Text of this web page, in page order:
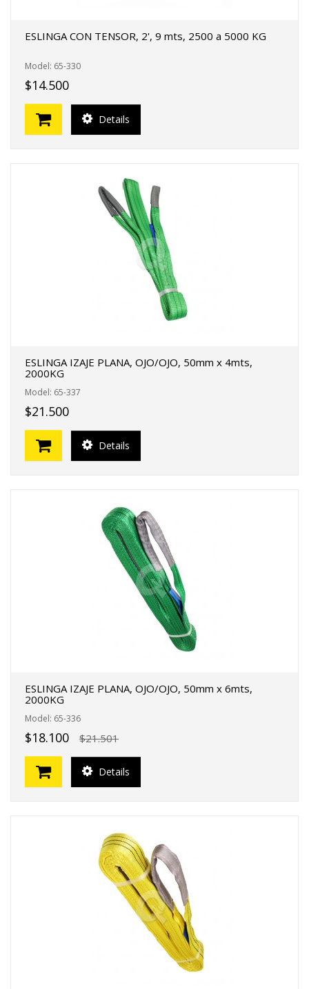
ESLINGA CON TENSOR, 2', 9 mts, 2500 a 5000 KG
Model: 65-330
$14.500
Details
ESLINGA IZAJE PLANA, OJO/OJO, 50mm x 4mts,
2000KG
Model: 65-337
$21.500
Details
ESLINGA IZAJE PLANA, OJO/OJO, 50mm x 6mts,
2000KG
Model: 65-336
$18.100 $21.501
Details